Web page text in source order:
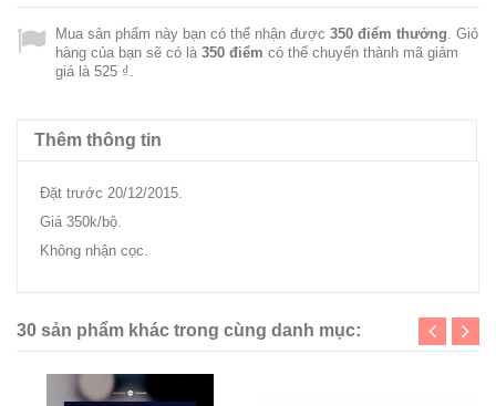
Mua sản phẩm này bạn có thể nhận được 350 điểm thưởng . Giỏ
hàng của bạn sẽ có là 350 điểm có thể chuyển thành mã giảm
giá là 525 ₫
Thêm thông tin
Đặt trước 20/12/2015.
Giá 350k/bộ.
Không nhận cọc.
30 sản phẩm khác trong cùng danh mục: